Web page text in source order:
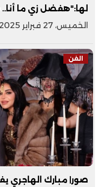
لها:"هفضل زي ما
الخميس، 27 فبراير 2025 08:40 م
الفن
صور| مبارك الهاجري